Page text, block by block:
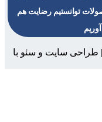
توانستیم رضایت هم
| طراحی سایت و سئو با